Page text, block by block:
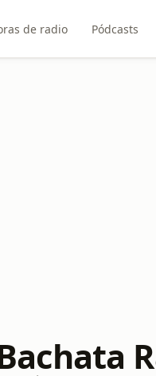
de radio Pódcasts